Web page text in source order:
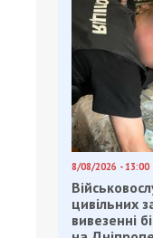
8/08/2026 - 13:00
цивільних
вивезенні